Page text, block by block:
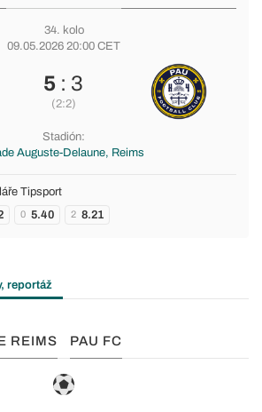
34. kolo
09.05.2026 20:00 CET
5 : 3
(2:2)
Stadión:
Auguste-Delaune, Reims
Tipsport
0 5.40 2 8.21
reportáž
REIMS PAU FC